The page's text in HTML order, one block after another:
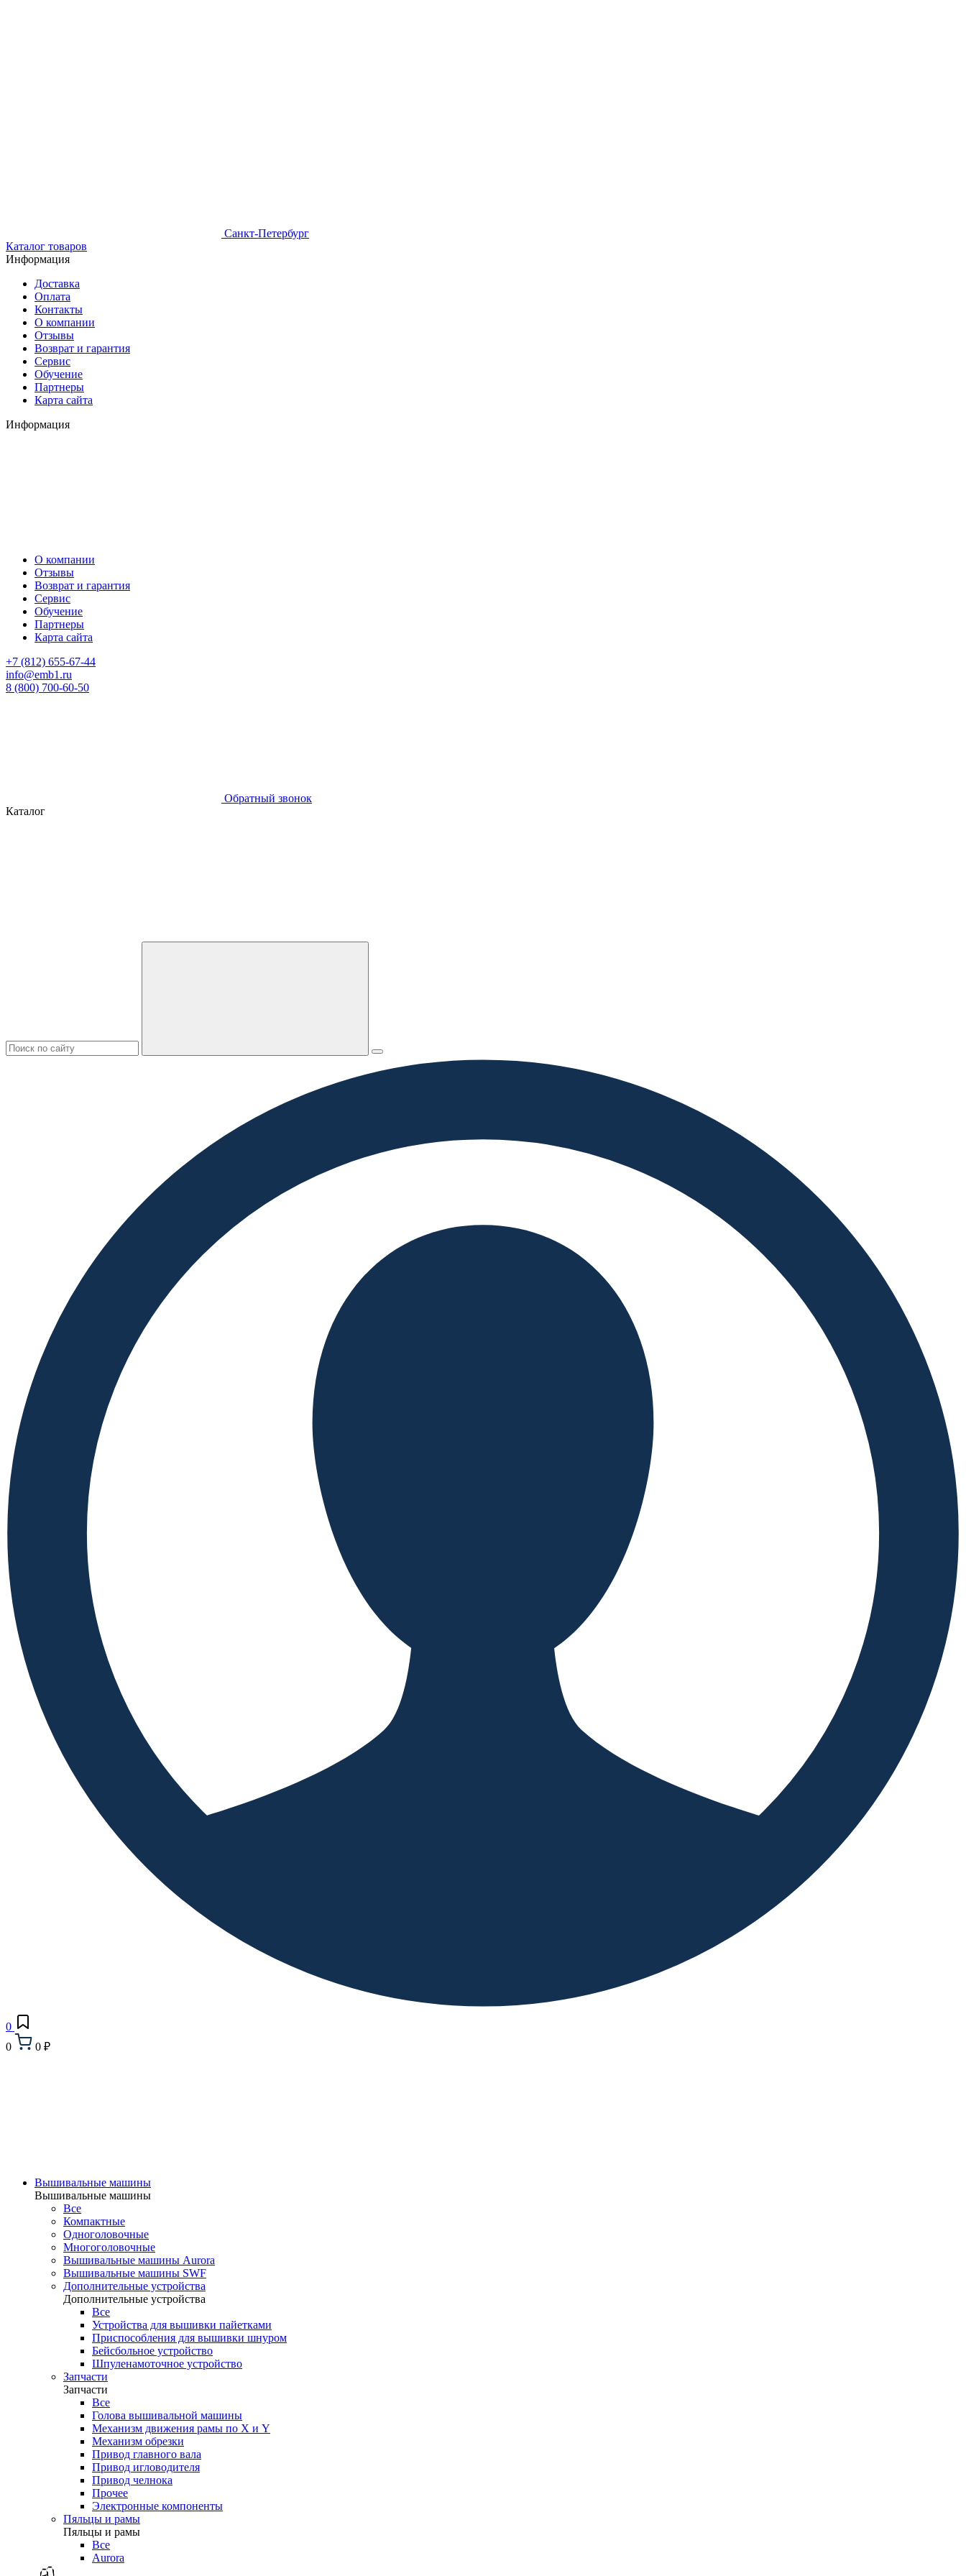
Санкт-Петербург
Каталог товаров
Информация
Доставка
Оплата
Контакты
О компании
Отзывы
Возврат и гарантия
Сервис
Обучение
Партнеры
Карта сайта
Информация
О компании
Отзывы
Возврат и гарантия
Сервис
Обучение
Партнеры
Карта сайта
+7 (812) 655-67-44
info@emb1.ru
8 (800) 700-60-50
Обратный звонок
Каталог
0
0
0 ₽
Вышивальные машины
Вышивальные машины
Все
Компактные
Одноголовочные
Многоголовочные
Вышивальные машины Aurora
Вышивальные машины SWF
Дополнительные устройства
Дополнительные устройства
Все
Устройства для вышивки пайетками
Приспособления для вышивки шнуром
Бейсбольное устройство
Шпуленамоточное устройство
Запчасти
Запчасти
Все
Голова вышивальной машины
Механизм движения рамы по X и Y
Механизм обрезки
Привод главного вала
Привод игловодителя
Привод челнока
Прочее
Электронные компоненты
Пяльцы и рамы
Пяльцы и рамы
Все
Aurora